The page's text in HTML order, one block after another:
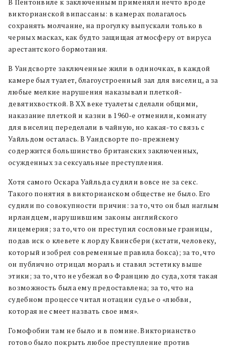
В Пентонвиле к заключенным применяли нечто вроде
викторианской випассаны: в камерах полагалось
сохранять молчание, на прогулку выпускали только в
черных масках, как будто защищая атмосферу от вируса
арестантского бормотания.
В Уандсворте заключенные жили в одиночках, в каждой
камере был туалет, благоустроенный зал для виселиц, а за
любые мелкие нарушения наказывали плеткой-
девятихвосткой. В ХХ веке туалеты сделали общими,
наказание плеткой и казни в 1960-е отменили, комнату
для виселиц переделали в чайную, но какая-то связь с
Уайльдом осталась. В Уандсворте по-прежнему
содержится большинство британских заключенных,
осужденных за сексуальные преступления.
Хотя самого Оскара Уайльда судили вовсе не за секс.
Такого понятия в викторианском обществе не было. Его
судили по совокупности причин: за то, что он был наглым
ирландцем, нарушившим законы английского
лицемерия; за то, что он преступил сословные границы,
подав иск о клевете к лорду Квинсбери (кстати, человеку,
который изобрел современные правила бокса); за то, что
он публично отрицал мораль и ставил эстетику выше
этики; за то, что не убежал во Францию до суда, хотя такая
возможность была ему предоставлена; за то, что на
судебном процессе читал нотации судье о «любви,
которая не смеет назвать свое имя».
Гомофобии там не было и в помине. Викторианство
готово было покрыть любое преступление против